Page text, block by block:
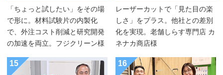
「ちょっと試したい」をその場
で形に。材料試験片の内製化
で、外注コスト削減と研究開発
の加速を両立。フジクリーン様
レーザーカットで「見た目の楽
しさ」をプラス。他社との差別
化を実現。老舗しらす専門店 カ
ネナカ商店様
15 16